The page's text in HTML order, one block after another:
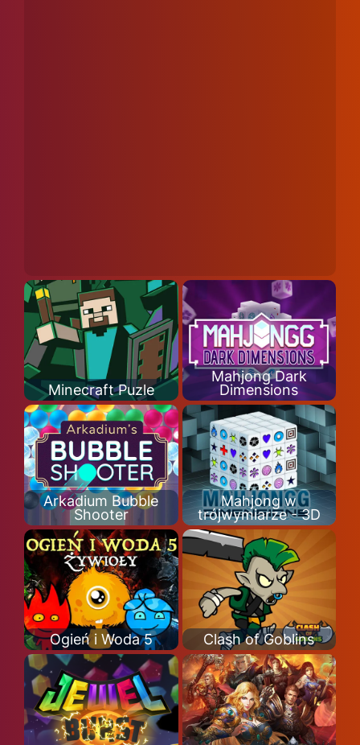
Minecraft Puzle
Mahjong Dark
Dimensions
Arkadium Bubble
Shooter
Mahjong w
trójwymiarze - 3D
Ogień i Woda 5 Clash of Goblins